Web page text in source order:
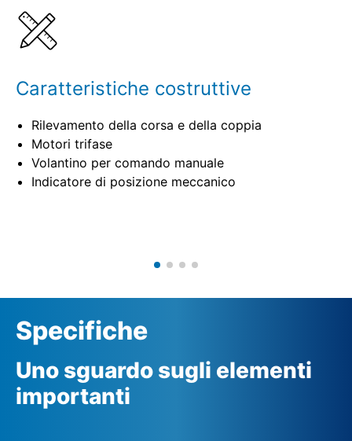
Prodotti combinabili
Prodotti correlati
Caratteristiche costruttive
Rilevamento della corsa e della coppia
Motori trifase
Volantino per comando manuale
Indicatore di posizione meccanico
Specifiche
Uno sguardo sugli elementi
importanti